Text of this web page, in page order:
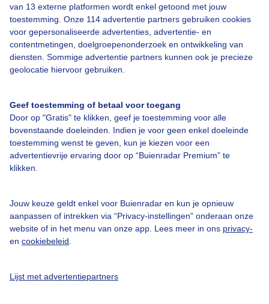
van 13 externe platformen wordt enkel getoond met jouw
toestemming. Onze 114 advertentie partners gebruiken cookies
voor gepersonaliseerde advertenties, advertentie- en
contentmetingen, doelgroepenonderzoek en ontwikkeling van
diensten. Sommige advertentie partners kunnen ook je precieze
geolocatie hiervoor gebruiken.
Geef toestemming of betaal voor toegang
Door op "Gratis" te klikken, geef je toestemming voor alle
bovenstaande doeleinden. Indien je voor geen enkel doeleinde
toestemming wenst te geven, kun je kiezen voor een
advertentievrije ervaring door op “Buienradar Premium” te
klikken.
Jouw keuze geldt enkel voor Buienradar en kun je opnieuw
aanpassen of intrekken via “Privacy-instellingen” onderaan onze
website of in het menu van onze app. Lees meer in ons privacy-
en cookiebeleid
Lijst met advertentiepartners
Over Buienradar
Veelgestelde vragen
Contact
Toegankelijkheid
Buienradar Team
Privacy beleid
Privacy instellingen